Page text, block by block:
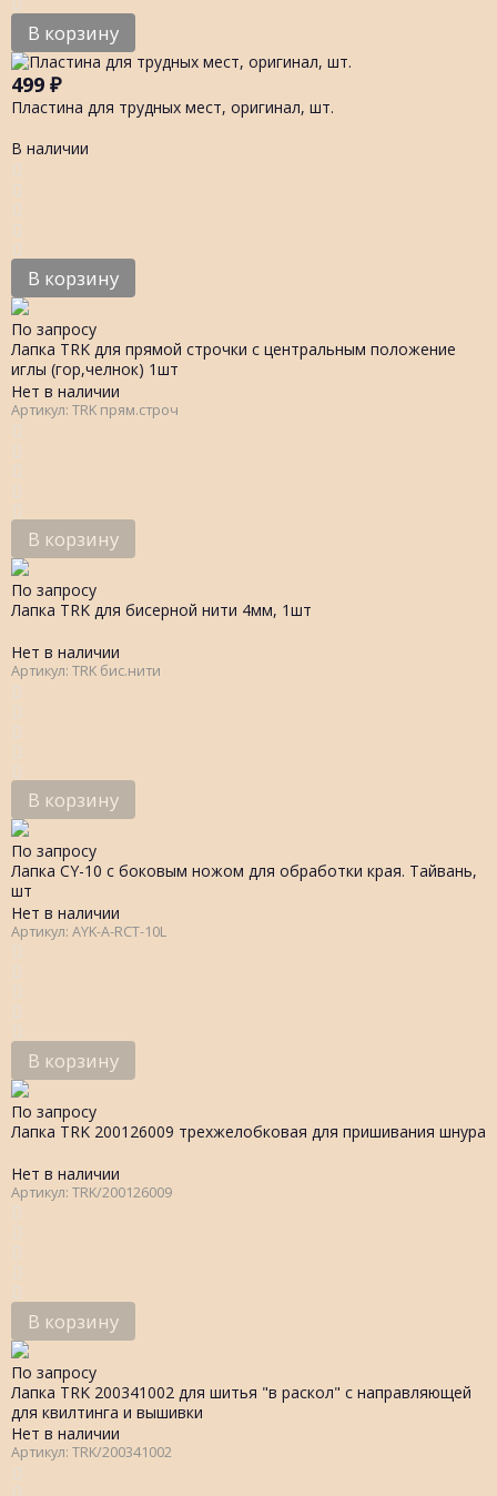
В корзину
499 ₽
Пластина для трудных мест, оригинал, шт.
В наличии
В корзину
По запросу
Лапка TRK для прямой строчки с центральным положение
иглы (гор,челнок) 1шт
Нет в наличии
Артикул: TRK прям.строч
В корзину
По запросу
Лапка TRK для бисерной нити 4мм, 1шт
Нет в наличии
Артикул: TRK бис.нити
В корзину
По запросу
Лапка CY-10 с боковым ножом для обработки края. Тайвань,
шт
Нет в наличии
Артикул: AYK-A-RCT-10L
В корзину
По запросу
Лапка TRK 200126009 трехжелобковая для пришивания шнура
Нет в наличии
Артикул: TRK/200126009
В корзину
По запросу
Лапка TRK 200341002 для шитья "в раскол" с направляющей
для квилтинга и вышивки
Нет в наличии
Артикул: TRK/200341002